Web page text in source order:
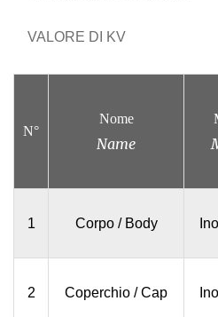
VALORE DI KV
N°
Nome
Name
1 Corpo / Body
2 Coperchio / Cap